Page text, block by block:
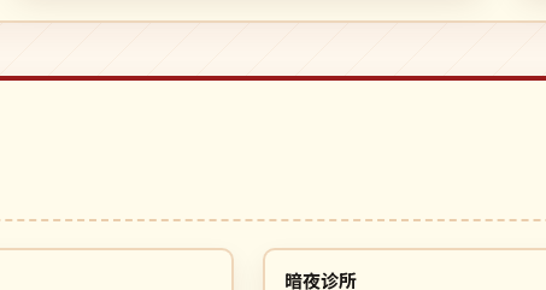
06:30
日本
完结
暗夜诊所